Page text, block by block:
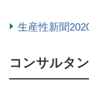
生産性新聞
コンサルタ